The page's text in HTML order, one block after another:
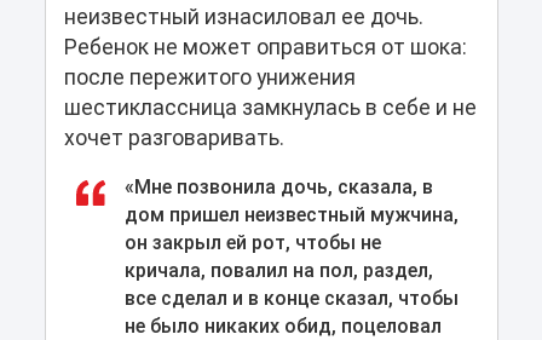
неизвестный изнасиловал ее дочь.
Ребенок не может оправиться от шока:
после пережитого унижения
шестиклассница замкнулась в себе и не
хочет разговаривать.
«Мне позвонила дочь, сказала, в
дом пришел неизвестный мужчина,
он закрыл ей рот, чтобы не
кричала, повалил на пол, раздел,
все сделал и в конце сказал, чтобы
не было никаких обид, поцеловал